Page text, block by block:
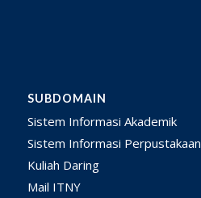
SUBDOMAIN
Sistem Informasi Akademik
Sistem Informasi Perpustakaan
Kuliah Daring
Mail ITNY